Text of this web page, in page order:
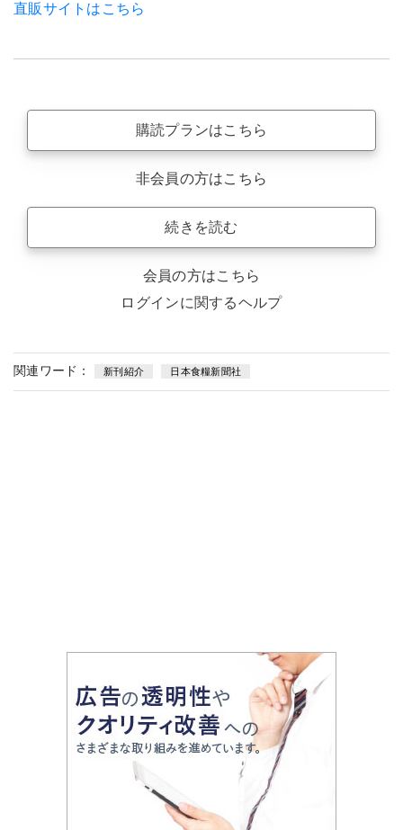
直販サイトはこちら
購読プランはこちら
非会員の方はこちら
続きを読む
会員の方はこちら
ログインに関するヘルプ
関連ワード： 新刊紹介 日本食糧新聞社